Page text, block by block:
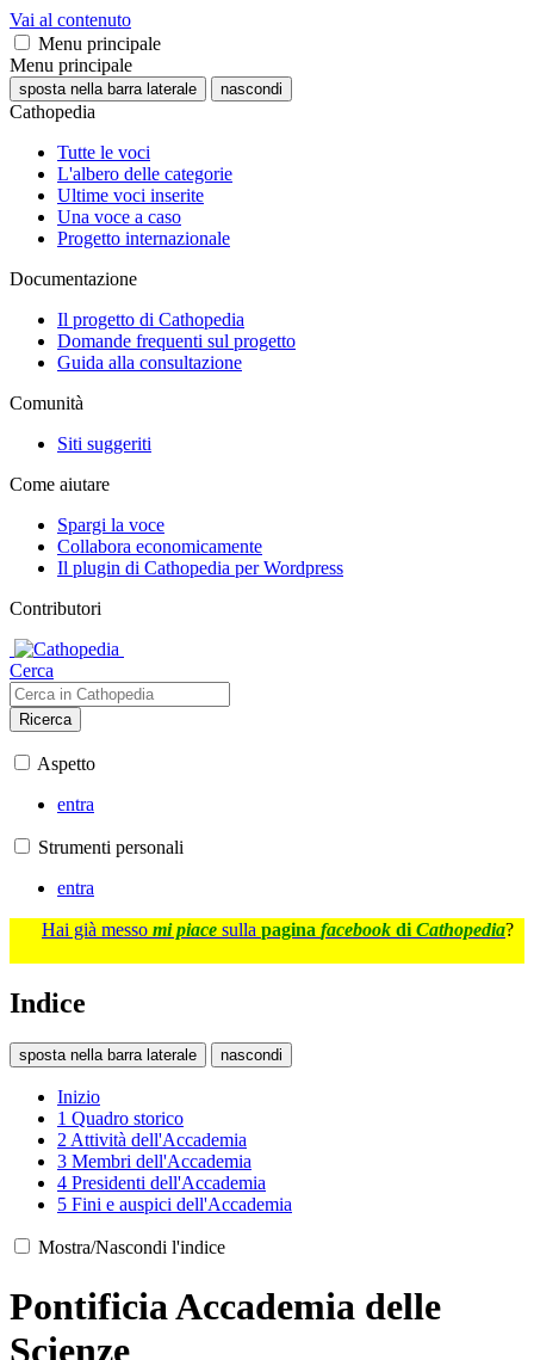
Vai al contenuto
Menu principale
Menu principale
sposta nella barra laterale nascondi
Cathopedia
Tutte le voci
L'albero delle categorie
Ultime voci inserite
Una voce a caso
Progetto internazionale
Documentazione
Il progetto di Cathopedia
Domande frequenti sul progetto
Guida alla consultazione
Comunità
Siti suggeriti
Come aiutare
Spargi la voce
Collabora economicamente
Il plugin di Cathopedia per Wordpress
Contributori
Cerca
Ricerca
Aspetto
entra
Strumenti personali
entra
Hai già messo mi piace sulla pagina facebook di Cathopedia?
Indice
sposta nella barra laterale nascondi
Inizio
1 Quadro storico
2Attività dell'Accademia
3 Membri dell'Accademia
4 Presidenti dell'Accademia
5 Fini e auspici dell'Accademia
Mostra/Nascondi l'indice
Pontificia Accademia delle
Scienze